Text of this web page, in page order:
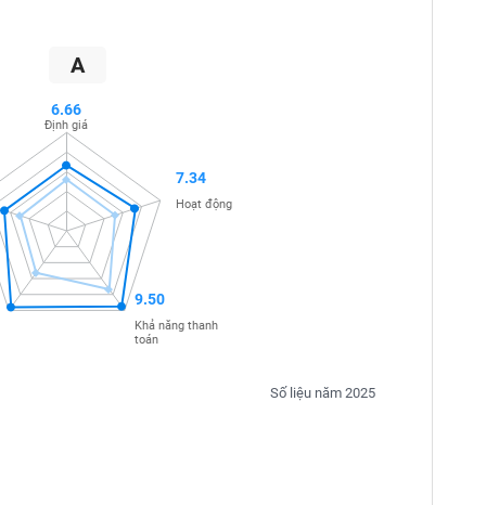
A
Số liệu năm 2025
6.66
Định giá
7.34
Hoạt động
9.50
Khả năng thanh
toán